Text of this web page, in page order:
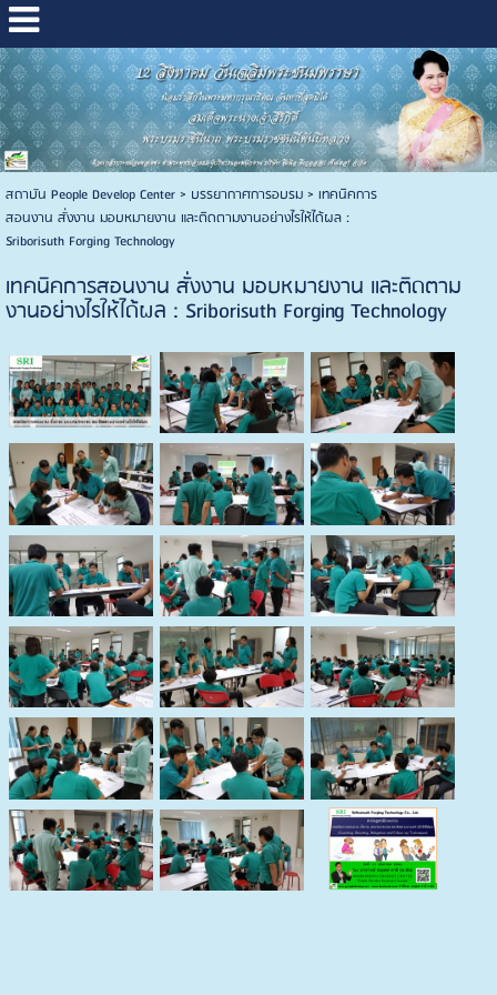
สถาบัน People Develop Center> บรรยากาศการอบรม> เทคนิคการ
สอนงาน สั่งงาน มอบหมายงาน และติดตามงานอย่างไรให้ได้ผล :
Sriborisuth Forging Technology
เทคนิคการสอนงาน สั่งงาน มอบหมายงาน และติดตาม
งานอย่างไรให้ได้ผล : Sriborisuth Forging Technology